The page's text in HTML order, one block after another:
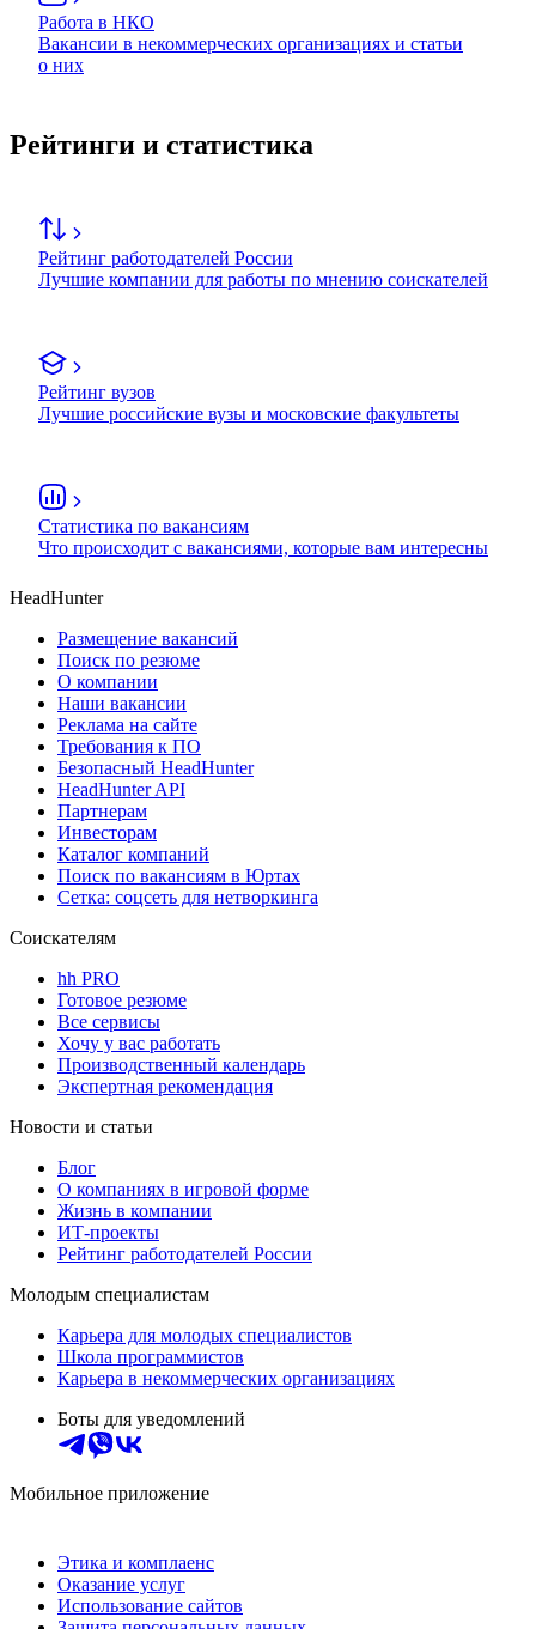
Работа в НКО
Вакансии в некоммерческих организациях и статьи
о них
Рейтинги и статистика
Рейтинг работодателей России
Лучшие компании для работы по мнению соискателей
Рейтинг вузов
Лучшие российские вузы и московские факультеты
Статистика по вакансиям
Что происходит с вакансиями, которые вам интересны
HeadHunter
Размещение вакансий
Поиск по резюме
О компании
Наши вакансии
Реклама на сайте
Требования к ПО
Безопасный HeadHunter
HeadHunter API
Партнерам
Инвесторам
Каталог компаний
Поиск по вакансиям в Юртах
Сетка: соцсеть для нетворкинга
Соискателям
hh PRO
Готовое резюме
Все сервисы
Хочу у вас работать
Производственный календарь
Экспертная рекомендация
Новости и статьи
Блог
О компаниях в игровой форме
Жизнь в компании
ИТ-проекты
Рейтинг работодателей России
Молодым специалистам
Карьера для молодых специалистов
Школа программистов
Карьера в некоммерческих организациях
Боты для уведомлений
Мобильное приложение
Этика и комплаенс
Оказание услуг
Использование сайтов